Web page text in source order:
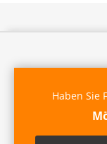
Haben Sie